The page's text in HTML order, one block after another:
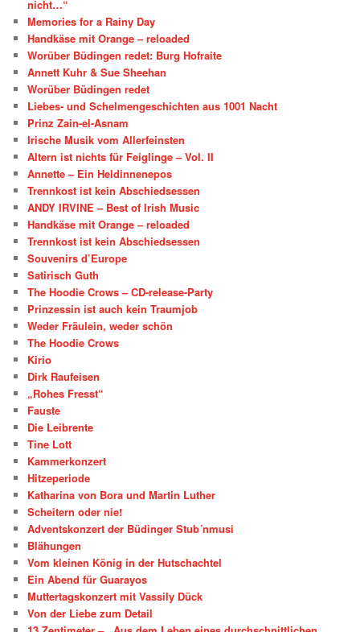
nicht…“
Memories for a Rainy Day
Handkäse mit Orange – reloaded
Worüber Büdingen redet: Burg Hofraite
Annett Kuhr & Sue Sheehan
Worüber Büdingen redet
Liebes- und Schelmengeschichten aus 1001 Nacht
Prinz Zain-el-Asnam
Irische Musik vom Allerfeinsten
Altern ist nichts für Feiglinge – Vol. II
Annette – Ein Heldinnenepos
Trennkost ist kein Abschiedsessen
ANDY IRVINE – Best of Irish Music
Handkäse mit Orange – reloaded
Trennkost ist kein Abschiedsessen
Souvenirs d’Europe
Satirisch Guth
The Hoodie Crows – CD-release-Party
Prinzessin ist auch kein Traumjob
Weder Fräulein, weder schön
The Hoodie Crows
Kirio
Dirk Raufeisen
„Rohes Fresst“
Fauste
Die Leibrente
Tine Lott
Kammerkonzert
Hitzeperiode
Katharina von Bora und Martin Luther
Scheitern oder nie!
Adventskonzert der Büdinger Stub´nmusi
Blähungen
Vom kleinen König in der Hutschachtel
Ein Abend für Guarayos
Muttertagskonzert mit Vassily Dück
Von der Liebe zum Detail